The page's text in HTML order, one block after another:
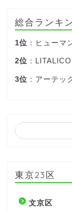
総合ランキ
1位 ：ヒューマ
2位 ：
3位 ：アーテッ
東京23区
文京区